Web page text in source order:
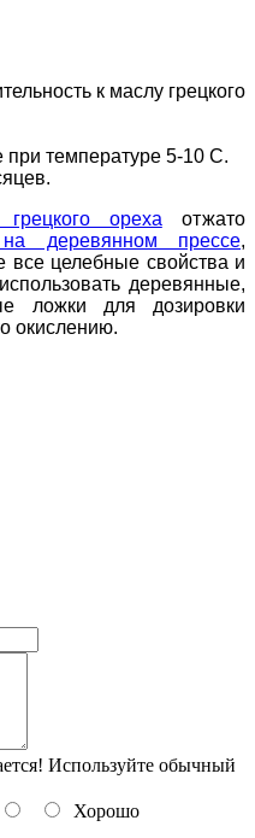
к маслу грецкого
температуре 5-10 C.
ореха отжато
деревянном прессе,
все целебные свойства и
деревянные,
ложки для дозировки
окислению.
Используйте обычный
Хорошо